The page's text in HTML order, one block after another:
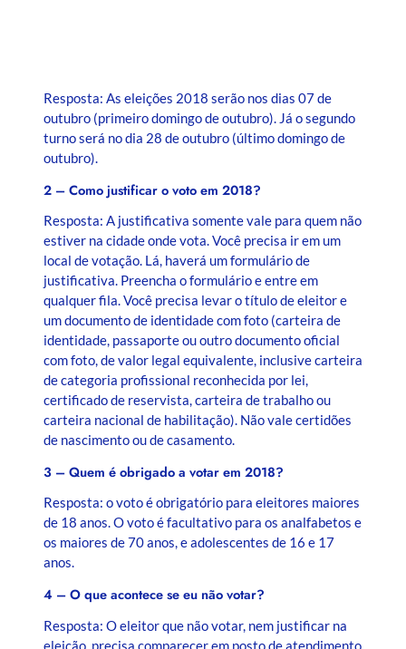
Resposta: As eleições 2018 serão nos dias 07 de
outubro (primeiro domingo de outubro). Já o segundo
turno será no dia 28 de outubro (último domingo de
outubro).
2 – Como justificar o voto em 2018?
Resposta: A justificativa somente vale para quem não
estiver na cidade onde vota. Você precisa ir em um
local de votação. Lá, haverá um formulário de
justificativa. Preencha o formulário e entre em
qualquer fila. Você precisa levar o título de eleitor e
um documento de identidade com foto (carteira de
identidade, passaporte ou outro documento oficial
com foto, de valor legal equivalente, inclusive carteira
de categoria profissional reconhecida por lei,
certificado de reservista, carteira de trabalho ou
carteira nacional de habilitação). Não vale certidões
de nascimento ou de casamento.
3 – Quem é obrigado a votar em 2018?
Resposta: o voto é obrigatório para eleitores maiores
de 18 anos. O voto é facultativo para os analfabetos e
os maiores de 70 anos, e adolescentes de 16 e 17
anos.
4 – O que acontece se eu não votar?
Resposta: O eleitor que não votar, nem justificar na
eleição, precisa comparecer em posto de atendimento